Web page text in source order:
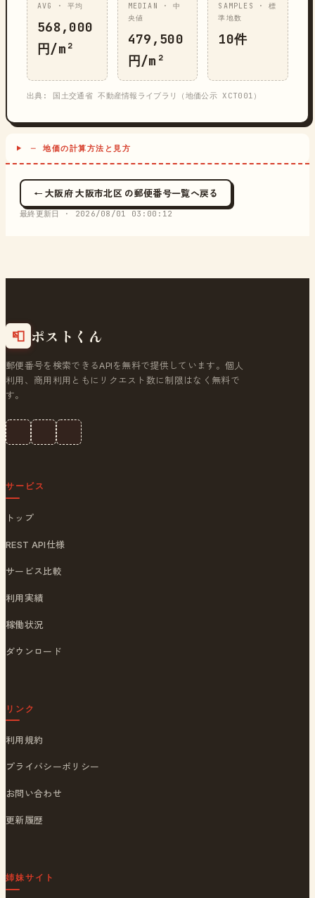
AVG · 平均
568,000
円/m²
MEDIAN · 中
央値
479,500
円/m²
SAMPLES · 標
準地数
10件
出典: 国土交通省 不動産情報ライブラリ（地価公示 XCT001）
─ 地価の計算方法と見方
← 大阪府 大阪市北区 の郵便番号一覧へ戻る
最終更新日 · 2026/08/01 03:00:12
📮 ポストくん
郵便番号を検索できるAPIを無料で提供しています。個人
利用、商用利用ともにリクエスト数に制限はなく無料で
す。
サービス
トップ
REST API仕様
サービス比較
利用実績
稼働状況
ダウンロード
リンク
利用規約
プライバシーポリシー
お問い合わせ
更新履歴
姉妹サイト